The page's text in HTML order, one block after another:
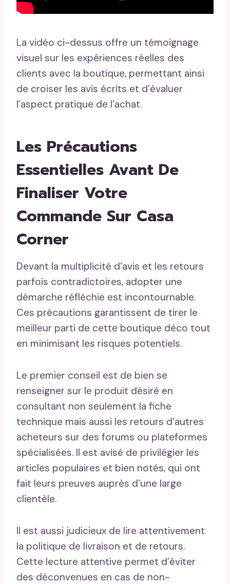
La vidéo ci-dessus offre un témoignage
visuel sur les expériences réelles des
clients avec la boutique, permettant ainsi
de croiser les avis écrits et d’évaluer
l’aspect pratique de l’achat.
Les Précautions
Essentielles Avant De
Finaliser Votre
Commande Sur Casa
Corner
Devant la multiplicité d’avis et les retours
parfois contradictoires, adopter une
démarche réfléchie est incontournable.
Ces précautions garantissent de tirer le
meilleur parti de cette boutique déco tout
en minimisant les risques potentiels.
Le premier conseil est de bien se
renseigner sur le produit désiré en
consultant non seulement la fiche
technique mais aussi les retours d’autres
acheteurs sur des forums ou plateformes
spécialisées. Il est avisé de privilégier les
articles populaires et bien notés, qui ont
fait leurs preuves auprès d’une large
clientèle.
Il est aussi judicieux de lire attentivement
la politique de livraison et de retours.
Cette lecture attentive permet d’éviter
des déconvenues en cas de non-